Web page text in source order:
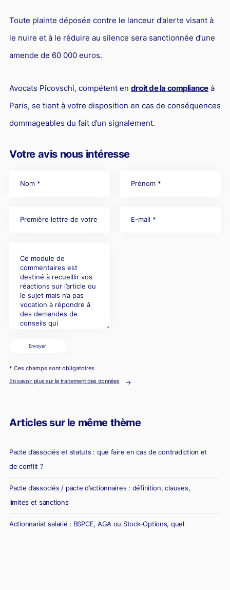
Toute plainte déposée contre le lanceur d’alerte visant à
le nuire et à le réduire au silence sera sanctionnée d’une
amende de 60 000 euros.
Avocats Picovschi, compétent en droit de la compliance à
Paris, se tient à votre disposition en cas de conséquences
dommageables du fait d’un signalement.
Votre avis nous intéresse
Envoyer
* Ces champs sont obligatoires
En savoir plus sur le traitement des données
Articles sur le même thème
Pacte d’associés et statuts : que faire en cas de contradiction et
de conflit ?
Pacte d’associés / pacte d’actionnaires : définition, clauses,
limites et sanctions
Actionnariat salarié : BSPCE, AGA ou Stock-Options, quel